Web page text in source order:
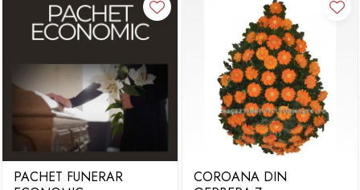
PACHET FUNERAR
COROANA DIN